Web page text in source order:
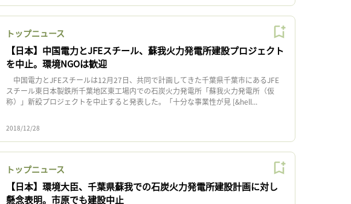
トップニュース
【日本】中国電力とJFEスチール、蘇我火力発電所建設プロジェクト
を中止。環境NGOは歓迎
中国電力とJFEスチールは12月27日、共同で計画してきた千葉県千葉市にあるJFE
スチール東日本製鉄所千葉地区東工場内での石炭火力発電所「蘇我火力発電所（仮
称）」新設プロジェクトを中止すると発表した。「十分な事業性が見 [&hell...
2018/12/28
トップニュース
【日本】環境大臣、千葉県蘇我での石炭火力発電所建設計画に対し
懸念表明。市原でも建設中止